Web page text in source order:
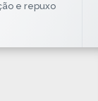
e repuxo